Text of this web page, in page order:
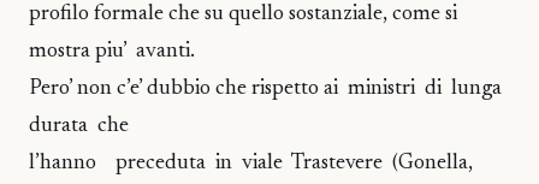
profilo formale che su quello sostanziale, come si
mostra piu’ avanti.
Pero’ non c’e’ dubbio che rispetto ai ministri di lunga
durata che
l’hanno preceduta in viale Trastevere (Gonella,